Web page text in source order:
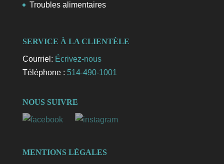
Troubles alimentaires
SERVICE À LA CLIENTÈLE
Courriel: Écrivez-nous
Téléphone : 514-490-1001
NOUS SUIVRE
MENTIONS LÉGALES